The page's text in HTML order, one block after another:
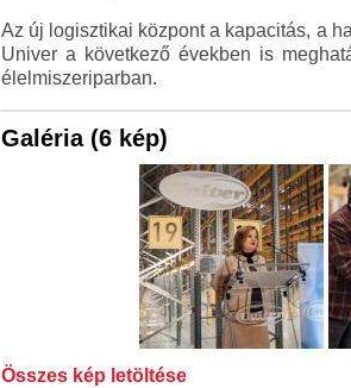
Az új logisztikai központ a kapacitás, a
Univer a következő években is
élelmiszeriparban.
Galéria (6 kép)
Összes kép letöltése